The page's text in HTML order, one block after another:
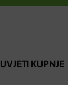
UVJETI KUPNJE